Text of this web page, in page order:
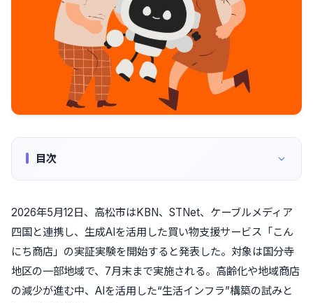
目次
2026年5月12日、高松市はKBN、STNet、ケーブルメディア
四国と連携し、生成AIを活用した買い物支援サービス「こん
にち商店」の実証実験を開始すると発表した。対象は国分寺
地区の一部地域で、7月末まで実施される。高齢化や地域商店
の減少が進む中、AIを活用した“生活インフラ”構築の試みと